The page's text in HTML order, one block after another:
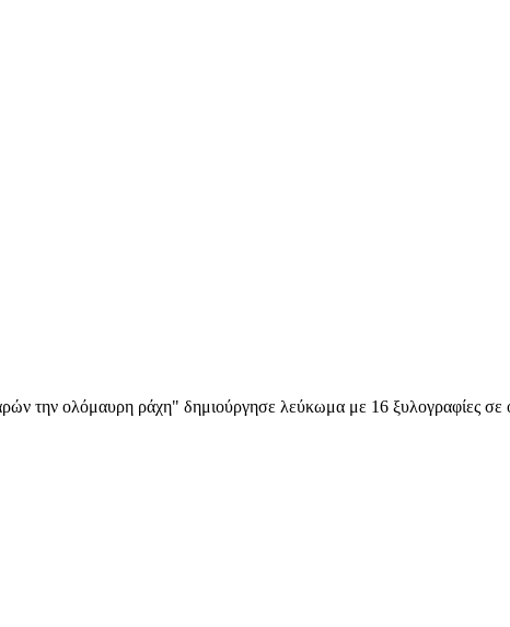
την ολόμαυρη ράχη" δημιούργησε λεύκωμα με 16 ξυλογραφίες σε